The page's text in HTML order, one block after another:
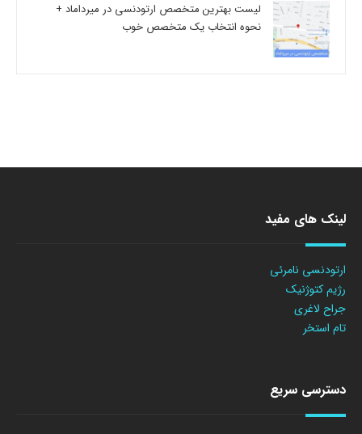
لیست بهترین متخصص ارتودنسی در میرداماد +
نحوه انتخاب یک متخصص خوب
لینک های مفید
ارتودنسی نامرئی
رژیم کتوژنیک
جراح لاغری
تام استخر
دسترسی سریع